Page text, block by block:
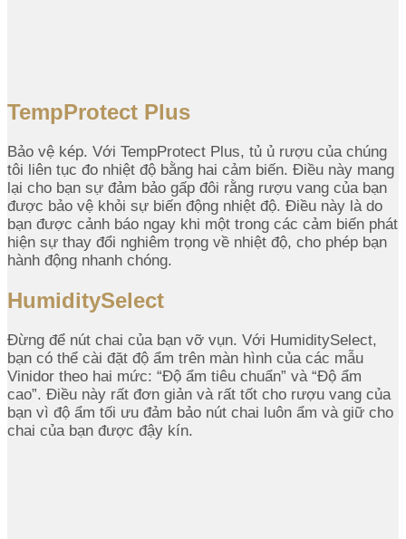
TempProtect Plus
Bảo vệ kép. Với TempProtect Plus, tủ ủ rượu của chúng
tôi liên tục đo nhiệt độ bằng hai cảm biến. Điều này mang
lại cho bạn sự đảm bảo gấp đôi rằng rượu vang của bạn
được bảo vệ khỏi sự biến động nhiệt độ. Điều này là do
bạn được cảnh báo ngay khi một trong các cảm biến phát
hiện sự thay đổi nghiêm trọng về nhiệt độ, cho phép bạn
hành động nhanh chóng.
HumiditySelect
Đừng để nút chai của bạn vỡ vụn. Với HumiditySelect,
bạn có thể cài đặt độ ẩm trên màn hình của các mẫu
Vinidor theo hai mức: “Độ ẩm tiêu chuẩn” và “Độ ẩm
cao”. Điều này rất đơn giản và rất tốt cho rượu vang của
bạn vì độ ẩm tối ưu đảm bảo nút chai luôn ẩm và giữ cho
chai của bạn được đậy kín.